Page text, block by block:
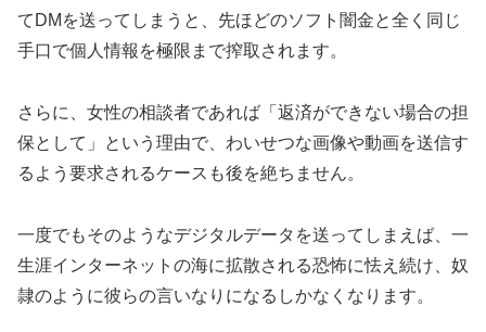
てDMを送ってしまうと、先ほどのソフト闇金と全く同じ
手口で個人情報を極限まで搾取されます。
さらに、女性の相談者であれば「返済ができない場合の担
保として」という理由で、わいせつな画像や動画を送信す
るよう要求されるケースも後を絶ちません。
一度でもそのようなデジタルデータを送ってしまえば、一
生涯インターネットの海に拡散される恐怖に怯え続け、奴
隷のように彼らの言いなりになるしかなくなります。